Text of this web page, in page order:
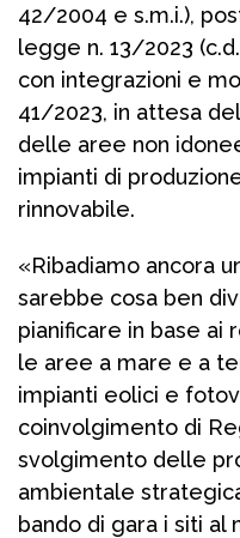
42/2004 e s.m.i.),
legge n. 13/2023
con integrazioni e
41/2023, in attesa
delle aree non
impianti di
rinnovabile.
«Ribadiamo ancora
sarebbe cosa ben
pianificare in base ai
le aree a mare e a
impianti eolici e
coinvolgimento di
svolgimento delle
ambientale
bando di gara i siti